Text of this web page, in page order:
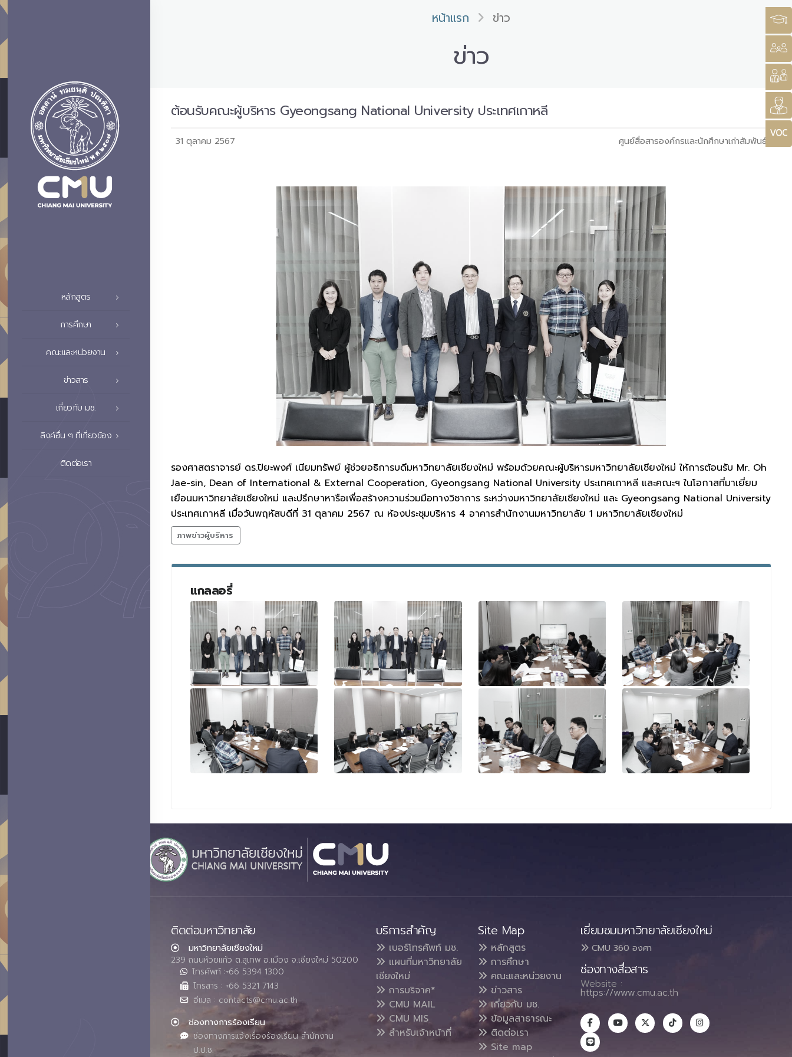
หลักสูตร
การศึกษา
คณะและหน่วยงาน
ข่าวสาร
เกี่ยวกับ มช.
ลิงค์อื่น ๆ ที่เกี่ยวข้อง
ติดต่อเรา
หน้าแรก ข่าว
ข่าว
ต้อนรับคณะผู้บริหาร Gyeongsang National University ประเทศเกาหลี
31 ตุลาคม 2567 ศูนย์สื่อสารองค์กรและนักศึกษาเก่าสัมพันธ์
รองศาสตราจารย์ ดร.ปิยะพงศ์ เนียมทรัพย์ ผู้ช่วยอธิการบดีมหาวิทยาลัยเชียงใหม่ พร้อมด้วยคณะผู้บริหารมหาวิทยาลัยเชียงใหม่ ให้การต้อนรับ Mr. Oh
Jae-sin, Dean of International & External Cooperation, Gyeongsang National University ประเทศเกาหลี และคณะฯ ในโอกาสที่มาเยี่ยม
เยือนมหาวิทยาลัยเชียงใหม่ และปรึกษาหารือเพื่อสร้างความร่วมมือทางวิชาการ ระหว่างมหาวิทยาลัยเชียงใหม่ และ Gyeongsang National University
ประเทศเกาหลี เมื่อวันพฤหัสบดีที่ 31 ตุลาคม 2567 ณ ห้องประชุมบริหาร 4 อาคารสำนักงานมหาวิทยาลัย 1 มหาวิทยาลัยเชียงใหม่
ภาพข่าวผู้บริหาร
แกลลอรี่
ติดต่อมหาวิทยาลัย
มหาวิทยาลัยเชียงใหม่
239 ถนนห้วยแก้ว ต.สุเทพ อ.เมือง จ.เชียงใหม่ 50200
โทรศัพท์ :+66 5394 1300
โทรสาร : +66 5321 7143
อีเมล : contacts@cmu.ac.th
ช่องทางการร้องเรียน
ช่องทางการแจ้งเรื่องร้องเรียน สำนักงาน
ป.ป.ช.
บริการสำคัญ
เบอร์โทรศัพท์ มช.
แผนที่มหาวิทยาลัย
เชียงใหม่
การบริจาค*
CMU MAIL
CMU MIS
สำหรับเจ้าหน้าที่
Site Map
หลักสูตร
การศึกษา
คณะและหน่วยงาน
ข่าวสาร
เกี่ยวกับ มช.
ข้อมูลสาธารณะ
ติดต่อเรา
Site map
เยี่ยมชมมหาวิทยาลัยเชียงใหม่
CMU 360 องศา
ช่องทางสื่อสาร
Website :
https://www.cmu.ac.th